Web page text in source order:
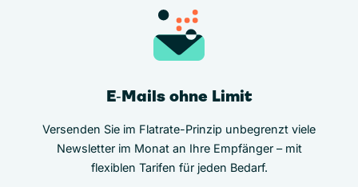
E‑Mails ohne Limit
Versenden Sie im Flatrate-Prinzip unbegrenzt viele
Newsletter im Monat an Ihre Empfänger – mit
flexiblen Tarifen für jeden Bedarf.